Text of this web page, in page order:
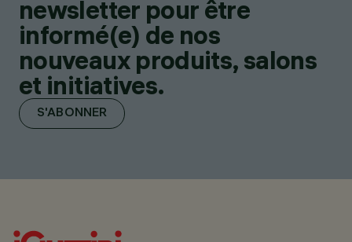
newsletter pour être
informé(e) de nos
nouveaux produits, salons
et initiatives.
S'ABONNER